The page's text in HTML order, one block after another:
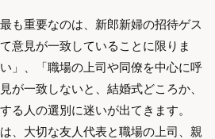
も重要なのは、新郎新婦の招待ゲス
意見が一致していることに限りま
」、「職場の上司や同僚を中心に呼
が一致しないと、結婚式どころか、
る人の選別に迷いが出てきます。
、大切な友人代表と職場の上司、親